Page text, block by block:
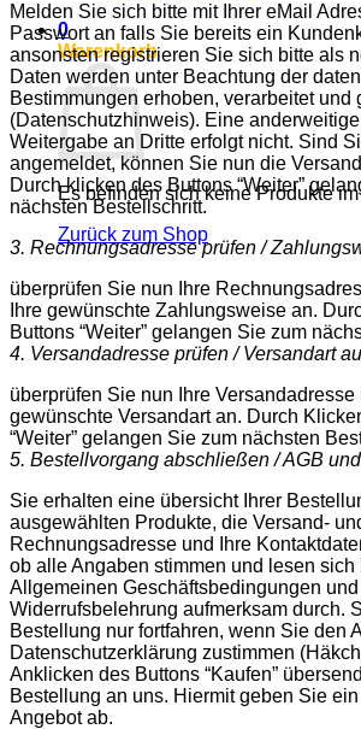
0
Warenkorb
Es befinden sich keine Produkte
Zurück zum Shop
Melden Sie sich bitte mit Ihrer eMail
Passwort an falls Sie bereits ein
ansonsten registrieren Sie sich bitte als
Daten werden unter Beachtung der
Bestimmungen erhoben, verarbeitet und
(Datenschutzhinweis). Eine
Weitergabe an Dritte erfolgt nicht. Sind
angemeldet, können Sie nun die
Durch klicken des Buttons “Weiter”
nächsten Bestellschritt.
3. Rechnungsadresse prüfen /
überprüfen Sie nun Ihre
Ihre gewünschte Zahlungsweise an.
Buttons “Weiter” gelangen Sie zum
4. Versandadresse prüfen / Versandart
überprüfen Sie nun Ihre
gewünschte Versandart an. Durch
“Weiter” gelangen Sie zum nächsten
5. Bestellvorgang abschließen / AGB
Sie erhalten eine übersicht Ihrer
ausgewählten Produkte, die Versand-
Rechnungsadresse und Ihre
ob alle Angaben stimmen und lesen sich
Allgemeinen Geschäftsbedingungen
Widerrufsbelehrung aufmerksam durch.
Bestellung nur fortfahren, wenn Sie den
Datenschutzerklärung zustimmen
Anklicken des Buttons “Kaufen”
Bestellung an uns. Hiermit geben Sie
Angebot ab.